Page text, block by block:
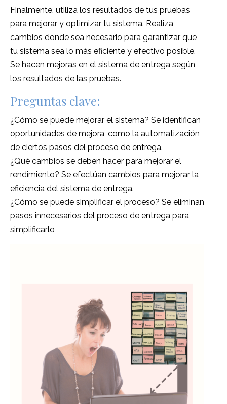
Finalmente, utiliza los resultados de tus pruebas
para mejorar y optimizar tu sistema. Realiza
cambios donde sea necesario para garantizar que
tu sistema sea lo más eficiente y efectivo posible.
Se hacen mejoras en el sistema de entrega según
los resultados de las pruebas.
Preguntas clave:
¿Cómo se puede mejorar el sistema? Se identifican
oportunidades de mejora, como la automatización
de ciertos pasos del proceso de entrega.
¿Qué cambios se deben hacer para mejorar el
rendimiento? Se efectúan cambios para mejorar la
eficiencia del sistema de entrega.
¿Cómo se puede simplificar el proceso? Se eliminan
pasos innecesarios del proceso de entrega para
simplificarlo